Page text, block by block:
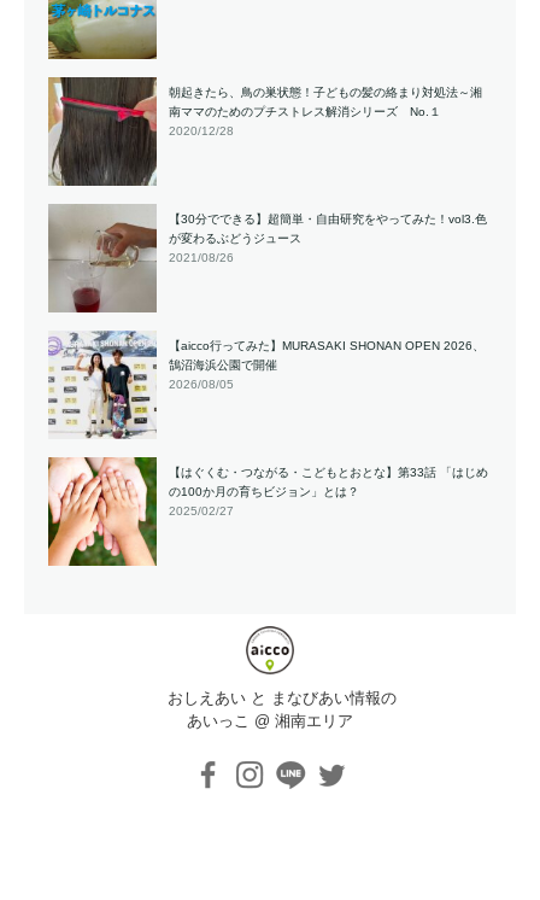
朝起きたら、鳥の巣状態！子どもの髪の絡まり対処法～湘
南ママのためのプチストレス解消シリーズ No.１
2020/12/28
【30分でできる】超簡単・自由研究をやってみた！vol3.色
が変わるぶどうジュース
2021/08/26
【aicco行ってみた】MURASAKI SHONAN OPEN 2026、
鵠沼海浜公園で開催
2026/08/05
【はぐくむ・つながる・こどもとおとな】第33話 「はじめ
の100か月の育ちビジョン」とは？
2025/02/27
おしえあい と まなびあい情報の
あいっこ @ 湘南エリア